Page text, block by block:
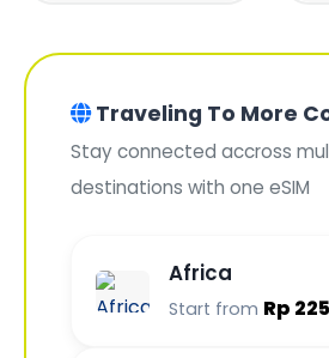
Traveling To More
Stay connected accross
destinations with one eSIM
Africa
Start from Rp